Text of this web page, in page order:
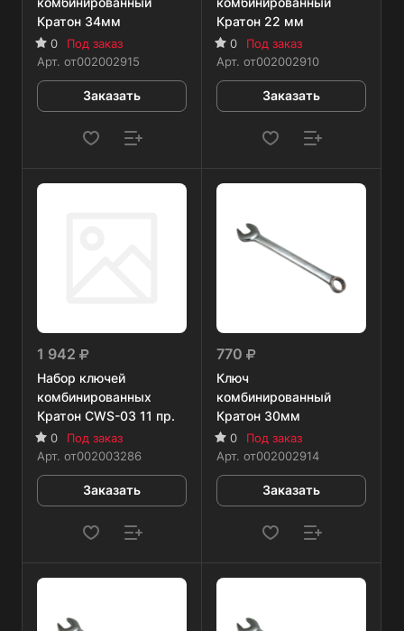
Кратон 34мм
0
Под заказ
Арт. от002002915
Заказать
Кратон 22 мм
0
Под заказ
Арт. от002002910
Заказать
1 942
Набор ключей
комбинированных
Кратон CWS-03 11 пр.
0
Под заказ
Арт. от002003286
Заказать
770
Ключ
комбинированный
Кратон 30мм
0
Под заказ
Арт. от002002914
Заказать